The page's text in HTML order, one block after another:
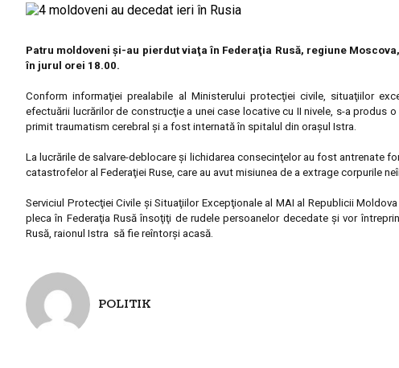
Patru moldoveni şi-au pierdut viaţa în Federaţia Rusă, regiune
în jurul orei 18.00.
Conform informaţiei prealabile al Ministerului protecţiei civile, situaţiilor
efectuării lucrărilor de construcţie a unei case locative cu II nivele, s-a produs
primit traumatism cerebral şi a fost internată în spitalul din oraşul Istra.
La lucrările de salvare-deblocare şi lichidarea consecinţelor au fost antrenate
catastrofelor al Federaţiei Ruse, care au avut misiunea de a extrage corpurile
Serviciul Protecţiei Civile şi Situaţiilor Excepţionale al MAI al Republicii
pleca în Federaţia Rusă însoţiţi de rudele persoanelor decedate şi vor
Rusă, raionul Istra să fie reîntorşi acasă.
POLITIK